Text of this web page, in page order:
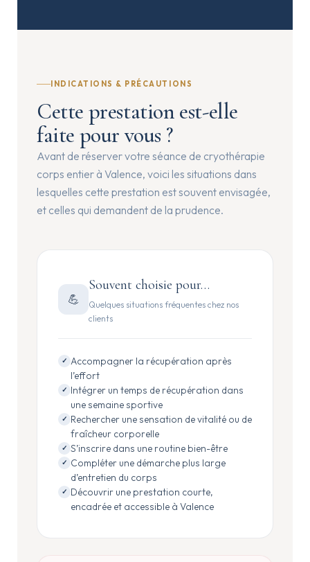
INDICATIONS & PRÉCAUTIONS
Cette prestation est-elle
faite pour vous ?
Avant de réserver votre séance de cryothérapie
corps entier à Valence, voici les situations dans
lesquelles cette prestation est souvent envisagée,
et celles qui demandent de la prudence.
💪
Souvent choisie pour…
Quelques situations fréquentes chez nos
clients
✓ Accompagner la récupération après
l’effort
✓ Intégrer un temps de récupération dans
une semaine sportive
✓ Rechercher une sensation de vitalité ou de
fraîcheur corporelle
✓ S’inscrire dans une routine bien-être
✓ Compléter une démarche plus large
d’entretien du corps
✓ Découvrir une prestation courte,
encadrée et accessible à Valence